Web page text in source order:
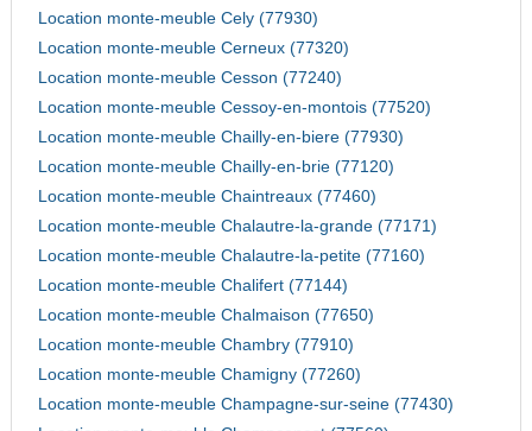
Location monte-meuble Cely (77930)
Location monte-meuble Cerneux (77320)
Location monte-meuble Cesson (77240)
Location monte-meuble Cessoy-en-montois (77520)
Location monte-meuble Chailly-en-biere (77930)
Location monte-meuble Chailly-en-brie (77120)
Location monte-meuble Chaintreaux (77460)
Location monte-meuble Chalautre-la-grande (77171)
Location monte-meuble Chalautre-la-petite (77160)
Location monte-meuble Chalifert (77144)
Location monte-meuble Chalmaison (77650)
Location monte-meuble Chambry (77910)
Location monte-meuble Chamigny (77260)
Location monte-meuble Champagne-sur-seine (77430)